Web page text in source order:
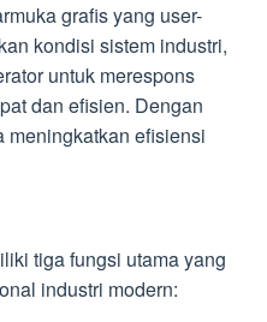
grafis yang user-
kondisi sistem industri,
untuk merespons
dan efisien. Dengan
meningkatkan efisiensi
tiga fungsi utama yang
industri modern: